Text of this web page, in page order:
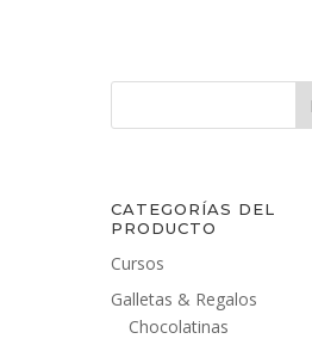
CATEGORÍAS DEL
PRODUCTO
Cursos
Galletas & Regalos
Chocolatinas